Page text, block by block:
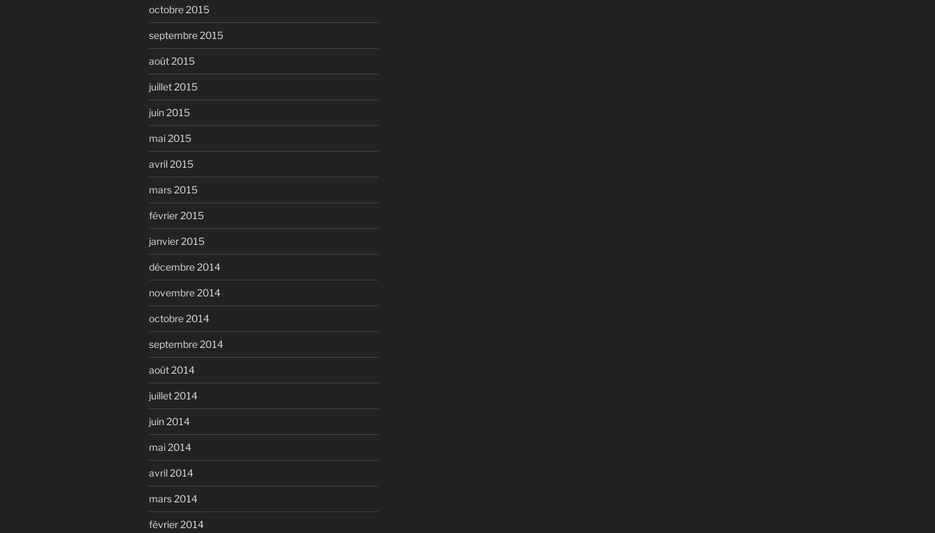
octobre 2015
septembre 2015
août 2015
juillet 2015
juin 2015
mai 2015
avril 2015
mars 2015
février 2015
janvier 2015
décembre 2014
novembre 2014
octobre 2014
septembre 2014
août 2014
juillet 2014
juin 2014
mai 2014
avril 2014
mars 2014
février 2014